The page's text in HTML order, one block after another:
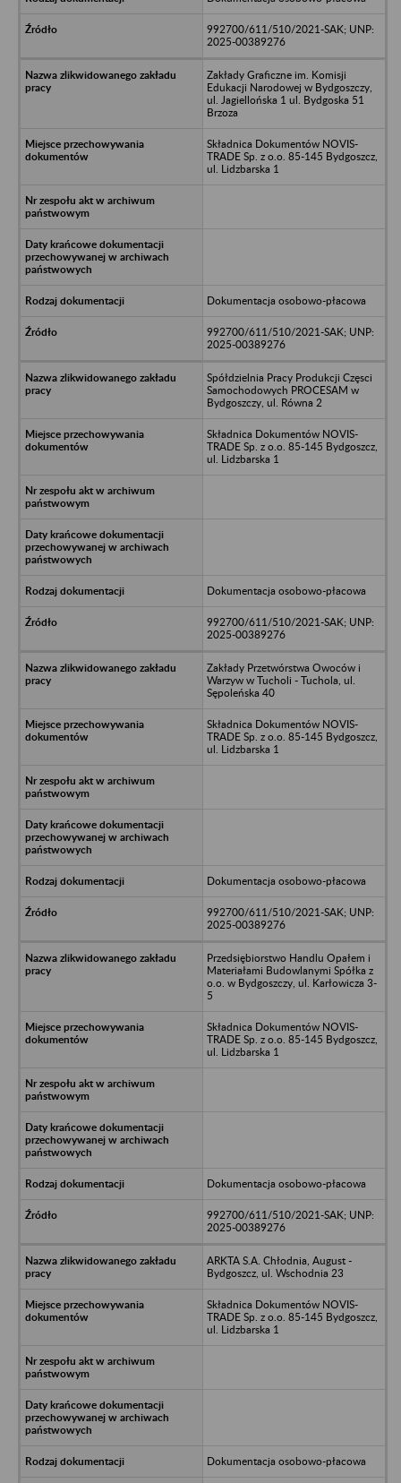
992700/611/510/2021-SAK; UNP:
2025-00389276
Zakłady Graficzne im. Komisji
Edukacji Narodowej w Bydgoszczy,
ul. Jagiellońska 1 ul. Bydgoska 51
Brzoza
Składnica Dokumentów NOVIS-
TRADE Sp. z o.o. 85-145 Bydgoszcz,
ul. Lidzbarska 1
Dokumentacja osobowo-płacowa
992700/611/510/2021-SAK; UNP:
2025-00389276
Spółdzielnia Pracy Produkcji Częsci
Samochodowych PROCESAM w
Bydgoszczy, ul. Równa 2
Składnica Dokumentów NOVIS-
TRADE Sp. z o.o. 85-145 Bydgoszcz,
ul. Lidzbarska 1
Dokumentacja osobowo-płacowa
992700/611/510/2021-SAK; UNP:
2025-00389276
Zakłady Przetwórstwa Owoców i
Warzyw w Tucholi - Tuchola, ul.
Sępoleńska 40
Składnica Dokumentów NOVIS-
TRADE Sp. z o.o. 85-145 Bydgoszcz,
ul. Lidzbarska 1
Dokumentacja osobowo-płacowa
992700/611/510/2021-SAK; UNP:
2025-00389276
Przedsiębiorstwo Handlu Opałem i
Materiałami Budowlanymi Spółka z
o.o. w Bydgoszczy, ul. Karłowicza 3-
5
Składnica Dokumentów NOVIS-
TRADE Sp. z o.o. 85-145 Bydgoszcz,
ul. Lidzbarska 1
Dokumentacja osobowo-płacowa
992700/611/510/2021-SAK; UNP:
2025-00389276
ARKTA S.A. Chłodnia, August -
Bydgoszcz, ul. Wschodnia 23
Składnica Dokumentów NOVIS-
TRADE Sp. z o.o. 85-145 Bydgoszcz,
ul. Lidzbarska 1
Dokumentacja osobowo-płacowa